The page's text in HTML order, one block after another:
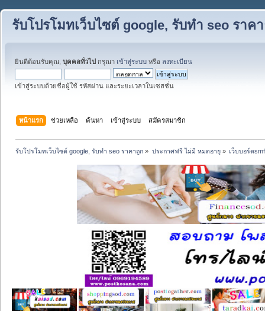
รับโปรโมทเว็บไซต์ google, รับทำ seo ราค
ยินดีต้อนรับคุณ, บุคคลทั่วไป กรุณา เข้าสู่ระบบ หรือ ลงทะเบียน
เข้าสู่ระบบด้วยชื่อผู้ใช้ รหัสผ่าน และระยะเวลาในเซสชั่น
หน้าแรก ช่วยเหลือ ค้นหา เข้าสู่ระบบ สมัครสมาชิก
รับโปรโมทเว็บไซต์ google, รับทำ seo ราคาถูก » ประกาศฟรี ไม่มี หมดอายุ» เว็บบอร์ด